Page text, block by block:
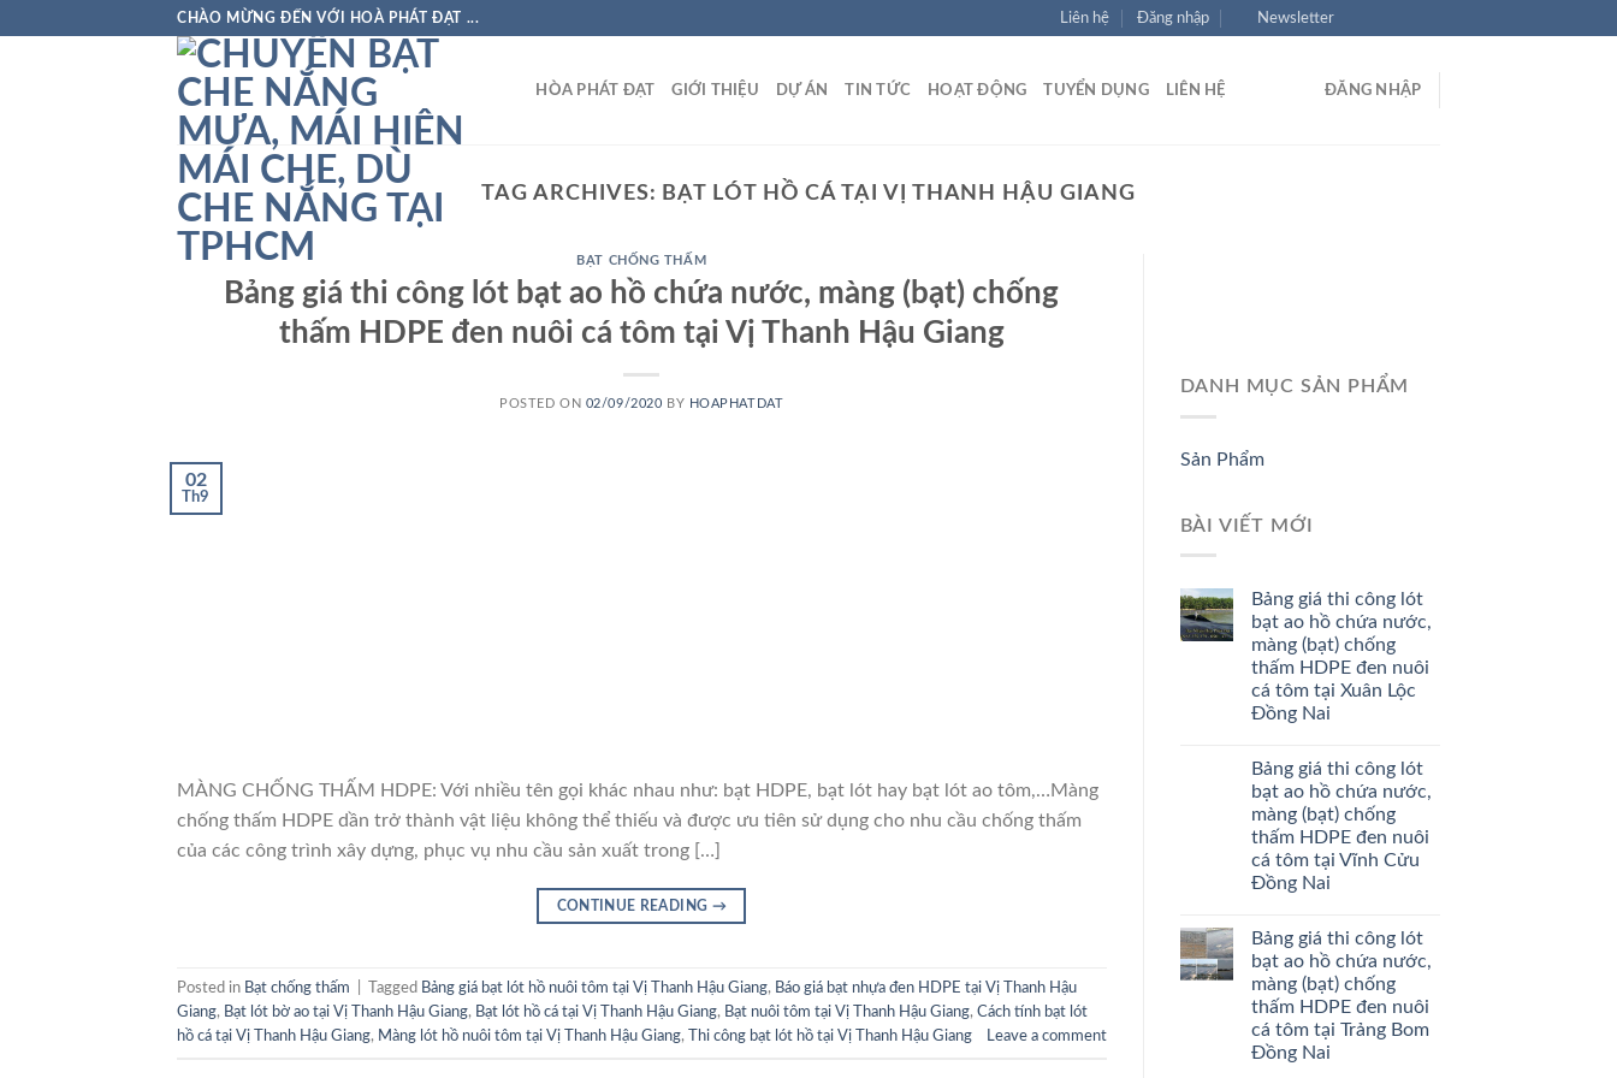
CHÀO MỪNG ĐẾN VỚI HOÀ PHÁT ĐẠT ... Liên hệ Đăng nhập Newsletter
HÒA PHÁT ĐẠT GIỚI THIỆU DỰ ÁN TIN TỨC HOẠT ĐỘNG TUYỂN DỤNG LIÊN HỆ ĐĂNG NHẬP
TAG ARCHIVES: BẠT LÓT HỒ CÁ TẠI VỊ THANH HẬU GIANG
BẠT CHỐNG THẤM
Bảng giá thi công lót bạt ao hồ chứa nước, màng (bạt) chống
thấm HDPE đen nuôi cá tôm tại Vị Thanh Hậu Giang
POSTED ON 02/09/2020 BY HOAPHATDAT
02
Th9
MÀNG CHỐNG THẤM HDPE: Với nhiều tên gọi khác nhau như: bạt HDPE, bạt lót hay bạt lót ao tôm,…Màng
chống thấm HDPE dần trở thành vật liệu không thể thiếu và được ưu tiên sử dụng cho nhu cầu chống thấm
của các công trình xây dựng, phục vụ nhu cầu sản xuất trong […]
CONTINUE READING →
Posted in Bạt chống thấm Tagged Bảng giá bạt lót hồ nuôi tôm tại Vị Thanh Hậu Giang, Báo giá bạt nhựa đen HDPE tại Vị Thanh Hậu
Giang, Bạt lót bờ ao tại Vị Thanh Hậu Giang, Bạt lót hồ cá tại Vị Thanh Hậu Giang, Bạt nuôi tôm tại Vị Thanh Hậu Giang, Cách tính bạt lót
hồ cá tại Vị Thanh Hậu Giang, Màng lót hồ nuôi tôm tại Vị Thanh Hậu Giang, Thi công bạt lót hồ tại Vị Thanh Hậu Giang Leave a comment
DANH MỤC SẢN PHẨM
Sản Phẩm
BÀI VIẾT MỚI
Bảng giá thi công lót
bạt ao hồ chứa nước,
màng (bạt) chống
thấm HDPE đen nuôi
cá tôm tại Xuân Lộc
Đồng Nai
Bảng giá thi công lót
bạt ao hồ chứa nước,
màng (bạt) chống
thấm HDPE đen nuôi
cá tôm tại Vĩnh Cửu
Đồng Nai
Bảng giá thi công lót
bạt ao hồ chứa nước,
màng (bạt) chống
thấm HDPE đen nuôi
cá tôm tại Trảng Bom
Đồng Nai